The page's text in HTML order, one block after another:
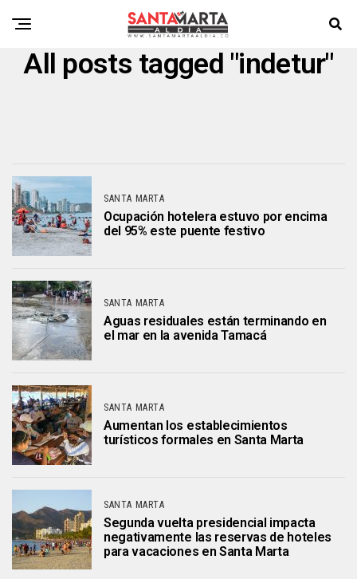
All posts tagged "indetur"
SANTA MARTA
Ocupación hotelera estuvo por encima
del 95% este puente festivo
SANTA MARTA
Aguas residuales están terminando en
el mar en la avenida Tamacá
SANTA MARTA
Aumentan los establecimientos
turísticos formales en Santa Marta
SANTA MARTA
Segunda vuelta presidencial impacta
negativamente las reservas de hoteles
para vacaciones en Santa Marta